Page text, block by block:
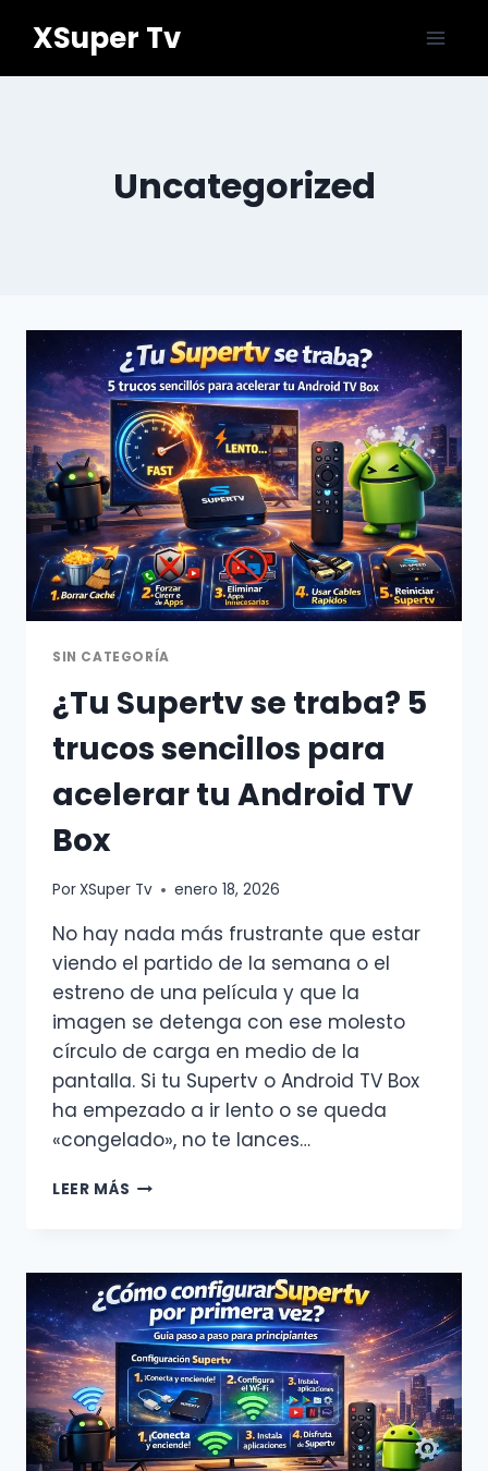
contenido
XSuper Tv
Uncategorized
SIN CATEGORÍA
¿Tu Supertv se traba? 5
trucos sencillos para
acelerar tu Android TV
Box
PorXSuper Tv enero 18, 2026
No hay nada más frustrante que estar
viendo el partido de la semana o el
estreno de una película y que la
imagen se detenga con ese molesto
círculo de carga en medio de la
pantalla. Si tu Supertv o Android TV Box
ha empezado a ir lento o se queda
«congelado», no te lances…
LEER MÁS ¿TU
5
TRUCOS
SENCILLOS
PARA
ACELERAR
TU
ANDROID
TV
BOX